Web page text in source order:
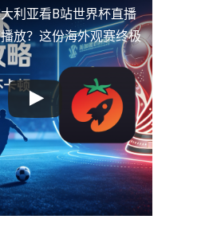
利亚看B站世界杯直播
放？这份海外观赛终极